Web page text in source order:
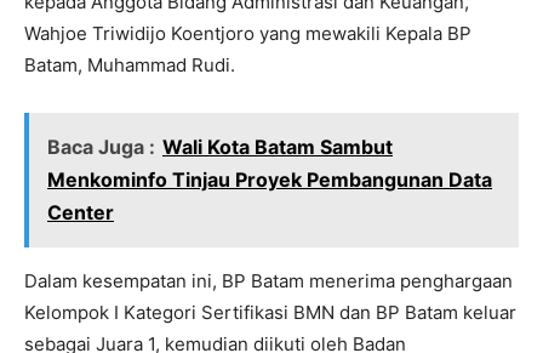
Wahjoe Triwidijo Koentjoro yang mewakili Kepala BP
Batam, Muhammad Rudi.
Baca Juga : Wali Kota Batam Sambut
Menkominfo Tinjau Proyek Pembangunan Data
Center
Dalam kesempatan ini, BP Batam menerima penghargaan
Kelompok I Kategori Sertifikasi BMN dan BP Batam keluar
sebagai Juara 1, kemudian diikuti oleh Badan